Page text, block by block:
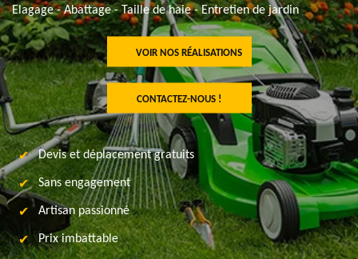
Elagage - Abattage - Taille de haie - Entretien de jardin
VOIR NOS RÉALISATIONS
CONTACTEZ-NOUS !
Devis et déplacement gratuits
Sans engagement
Artisan passionné
Prix imbattable